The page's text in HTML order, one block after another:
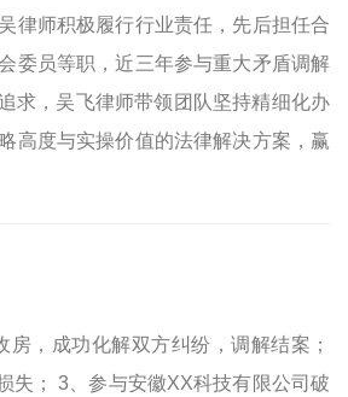
律师积极履行行业责任，先后担任合
委员等职，近三年参与重大矛盾调解
求，吴飞律师带领团队坚持精细化办
高度与实操价值的法律解决方案，赢
，成功化解双方纠纷，调解结案；
失； 3、参与安徽XX科技有限公司破